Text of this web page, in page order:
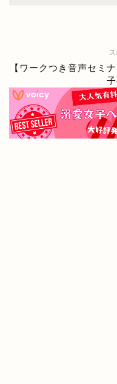
【ワークつき音声セミ